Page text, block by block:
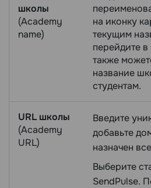
школы
(Academy
name)
на иконку
текущим
перейдите в
также
название
студентам.
URL школы
(Academy
URL)
Введите
добавьте
назначен
Выберите
SendPulse.